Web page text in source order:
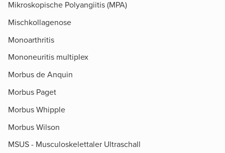
Mikroskopische Polyangiitis (MPA)
Mischkollagenose
Monoarthritis
Mononeuritis multiplex
Morbus de Anquin
Morbus Paget
Morbus Whipple
Morbus Wilson
MSUS - Musculoskelettaler Ultraschall